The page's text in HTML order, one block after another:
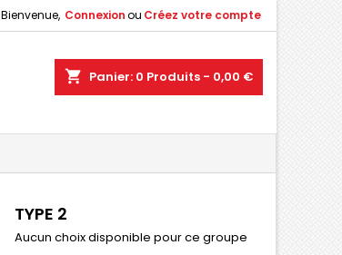
Bienvenue, Connexionou Créez votre compte
shopping_cart Panier: 0 Produits - 0,00 €
TYPE 2
Aucun choix disponible pour ce groupe